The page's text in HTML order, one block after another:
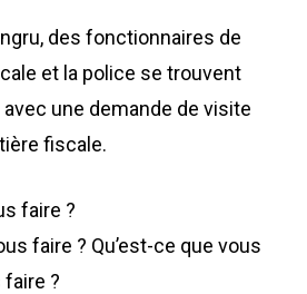
des fonctionnaires de
et la police se trouvent
une demande de visite
fiscale.
faire ?
faire ? Qu’est-ce que vous
faire ?